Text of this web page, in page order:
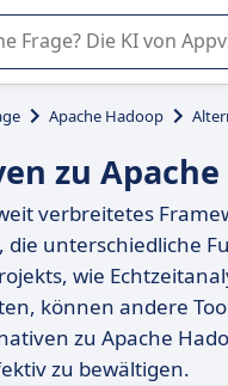
von Appvizer führt Sie
Apache Hadoop
zu Apache
verbreitetes
unterschiedliche
wie
können andere
zu Apache
zu bewältigen.